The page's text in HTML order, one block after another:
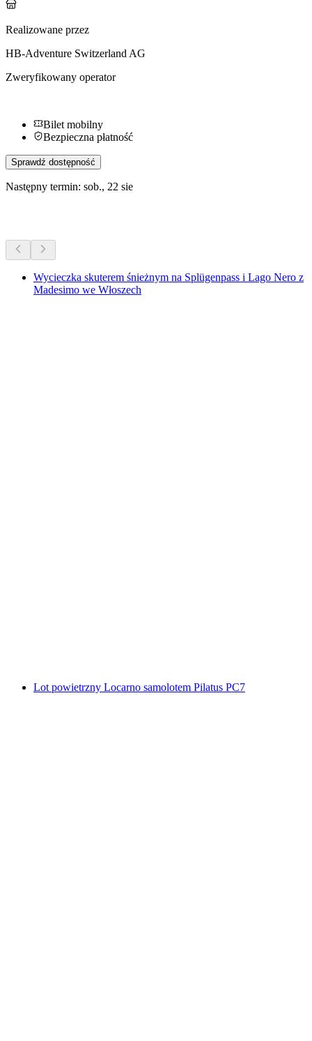
Realizowane przez
HB-Adventure Switzerland AG
Zweryfikowany operator
Bilet mobilny
Bezpieczna płatność
Sprawdź dostępność
Następny termin: sob., 22 sie
Wycieczka skuterem śnieżnym na Splügenpass i Lago Nero z
Madesimo we Włoszech
Lot powietrzny Locarno samolotem Pilatus PC7